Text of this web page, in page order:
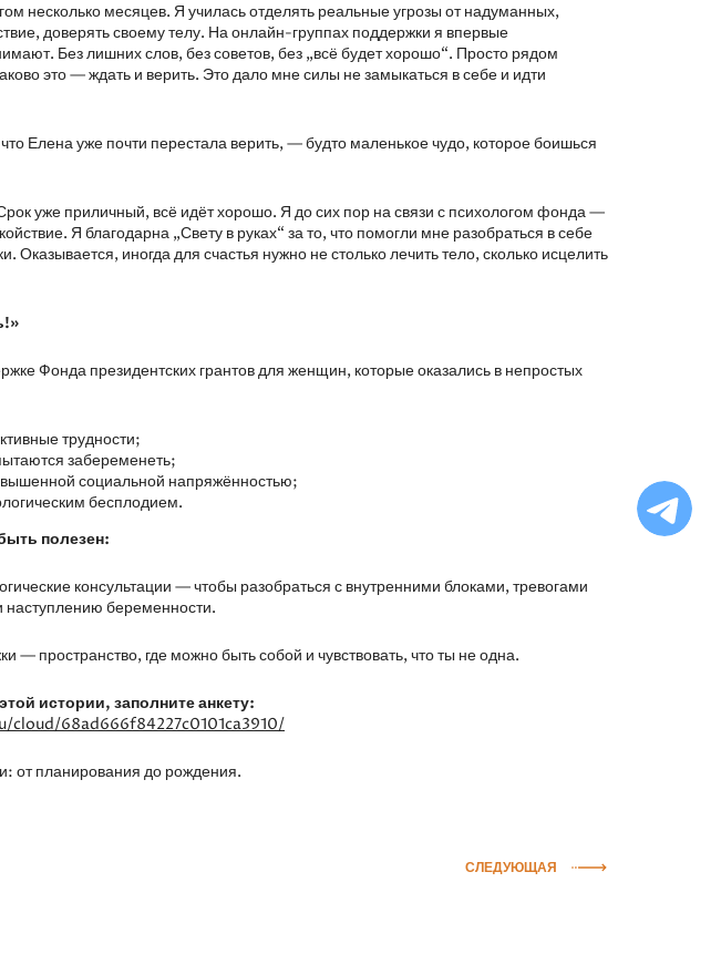
несколько месяцев. Я училась отделять реальные угрозы от надуманных,
доверять своему телу. На онлайн-группах поддержки я впервые
Без лишних слов, без советов, без „всё будет хорошо“. Просто рядом
это — ждать и верить. Это дало мне силы не замыкаться в себе и идти
Елена уже почти перестала верить, — будто маленькое чудо, которое боишься
уже приличный, всё идёт хорошо. Я до сих пор на связи с психологом фонда —
Я благодарна „Свету в руках“ за то, что помогли мне разобраться в себе
Оказывается, иногда для счастья нужно не столько лечить тело, сколько исцелить
Фонда президентских грантов для женщин, которые оказались в непростых
трудности;
забеременеть;
социальной напряжённостью;
бесплодием.
полезен:
консультации — чтобы разобраться с внутренними блоками, тревогами
беременности.
— пространство, где можно быть собой и чувствовать, что ты не одна.
истории, заполните анкету:
68ad666f84227c0101ca3910/
от планирования до рождения.
СЛЕДУЮЩАЯ